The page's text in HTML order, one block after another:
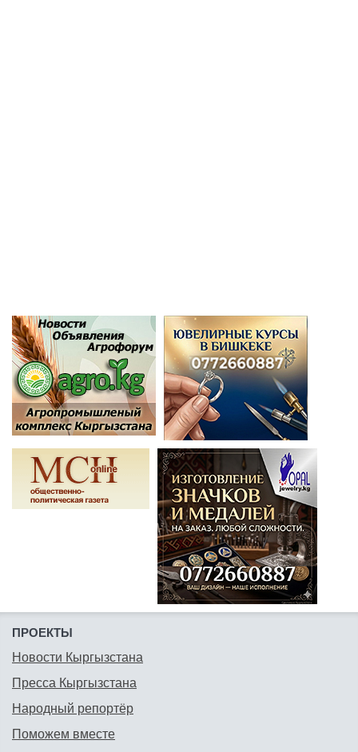
ПРОЕКТЫ
Новости Кыргызстана
Пресса Кыргызстана
Народный репортёр
Поможем вместе